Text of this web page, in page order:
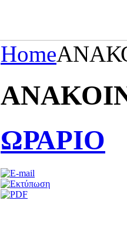
Home
ΩΡΑΡΙΟ